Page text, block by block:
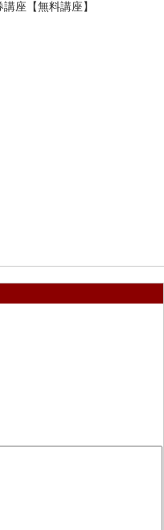
座【無料講座】